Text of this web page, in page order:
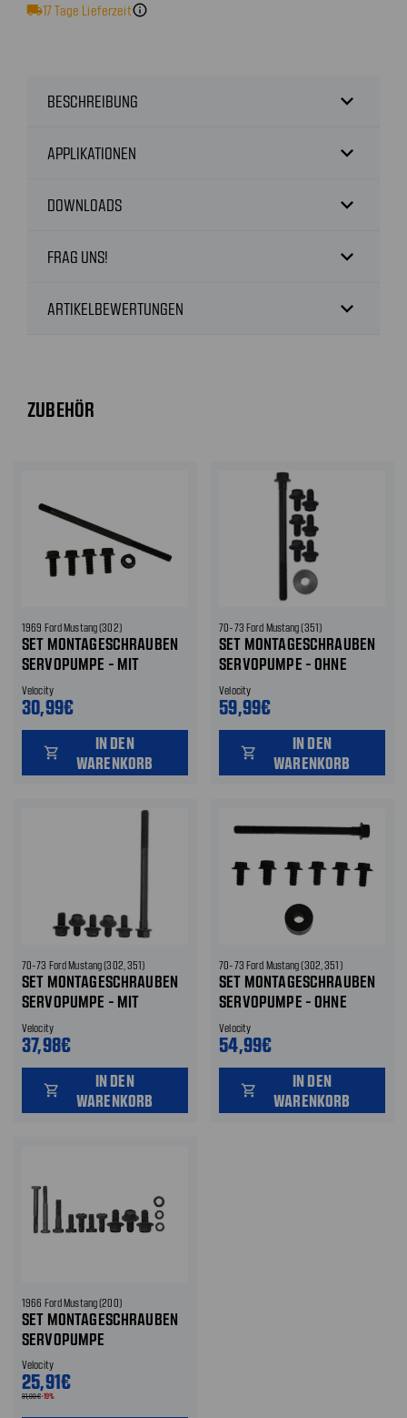
local_shipping17Tage Lieferzeitinfo
BESCHREIBUNG expand_more
APPLIKATIONEN expand_more
DOWNLOADS expand_more
FRAG UNS! expand_more
ARTIKELBEWERTUNGEN expand_more
ZUBEHÖR
1969 Ford Mustang (302)
SET MONTAGESCHRAUBEN
SERVOPUMPE - MIT
KLIMAANLAGE
Velocity
30,99€
shopping_cart
IN DEN
WARENKORB
70-73 Ford Mustang (351)
SET MONTAGESCHRAUBEN
SERVOPUMPE - OHNE
KLIMAANLAGE
Velocity
59,99€
shopping_cart
IN DEN
WARENKORB
70-73 Ford Mustang (302, 351)
SET MONTAGESCHRAUBEN
SERVOPUMPE - MIT
KLIMAANLAGE
Velocity
37,98€
shopping_cart
IN DEN
WARENKORB
70-73 Ford Mustang (302, 351)
SET MONTAGESCHRAUBEN
SERVOPUMPE - OHNE
KLIMAANLAGE
Velocity
54,99€
shopping_cart
IN DEN
WARENKORB
1966 Ford Mustang (200)
SET MONTAGESCHRAUBEN
SERVOPUMPE
Velocity
25,91€
31,99€-19%